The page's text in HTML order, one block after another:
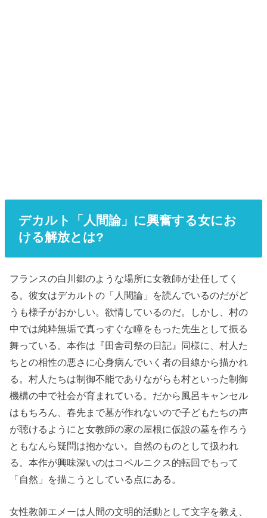
デカルト「人間論」に興奮する女にお
ける解放とは?
フランスの白川郷のような場所に女教師が赴任してく
る。彼女はデカルトの「人間論」を読んでいるのだがど
うも様子がおかしい。欲情しているのだ。しかし、村の
中では純粋無垢で真っすぐな瞳をもった先生として振る
舞っている。本作は『田舎司祭の日記』同様に、村人た
ちとの相性の悪さに心身病んでいく者の目線から描かれ
る。村人たちは制御不能でありながらも村といった制御
機構の中で社会が育まれている。だから風呂キャンセル
はもちろん、春先まで墓が作れないので子どもたちの声
が聴けるようにと女教師の家の屋根に仮設の墓を作ろう
ともなんら疑問は抱かない。自然のものとして扱われ
る。本作が興味深いのはコペルニクス的転回でもって
「自然」を描こうとしている点にある。
女性教師エメーは人間の文明的活動として文字を教え、